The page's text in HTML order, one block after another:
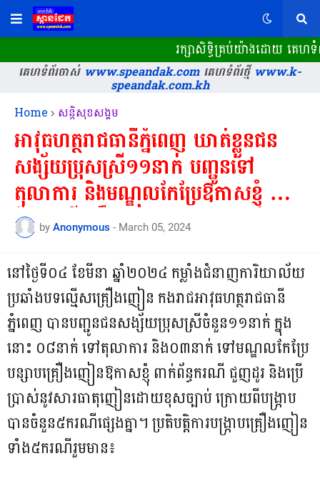
រក្សាសិទ្ធិគ្រប់យ៉ាងដោយ គេ
គេហទំព័រចាស់www.speandak.comគេហទំព័រថ្មីwww.k-
speandak.com.kh
Home សន្តិសុខសង្គម
អាវុធហត្ថរាជធានីភ្នំពេញ ឃាត់ខ្លួនជន
សង្ស័យប្រុសស្រី១១នាក់ បញ្ជូនទៅ
តុលាការ និងមណ្ឌលកែប្រែឱកាសខ្ញុំ ពាក់
ព័ន្ធករណីគ្រឿងញៀន!
by Anonymous - March 05, 2024
នៅថ្ងៃទី០៤ ខែមីនា ឆ្នាំ២០២៤ កម្លាំងជំនាញការិយាល័យ
ប្រឆាំងបទល្មើសគ្រឿងញៀន កងរាជអាវុធហត្ថរាជធានី
ភ្នំពេញ បានបញ្ជូនជនសង្ស័យប្រុសស្រីចំនួន១១នាក់ ក្នុង
នោះ ០៨នាក់ ទៅតុលាការ និង០៣នាក់ ទៅមណ្ឌលកែប្រែ
បន្សាបគ្រឿងញៀនឱកាសខ្ញុំ ពាក់ព័ន្ធករណី ជួញដូរ និងប្រើ
ប្រាស់នូវសារធាតុញៀនដោយខុសច្បាប់ ក្រោយពីបង្ក្រាប
បានចំនួន៥ករណីផ្សេងគ្នា។ ប្រតិបត្តិការបង្រ្កាបគ្រឿងញៀន
ទាំង៥ករណីរួមមាន៖